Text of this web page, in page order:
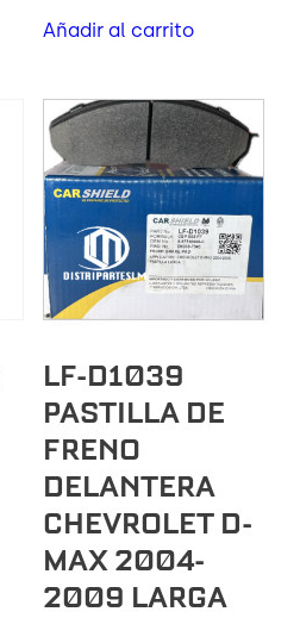
Añadir al carrito
LF-D1039
PASTILLA DE
FRENO
DELANTERA
CHEVROLET D-
MAX 2004-
2009 LARGA